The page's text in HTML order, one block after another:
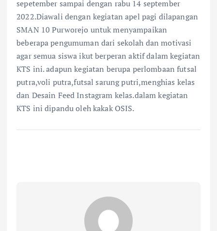
sepetember sampai dengan rabu 14 september
2022.Diawali dengan kegiatan apel pagi dilapangan
SMAN 10 Purworejo untuk menyampaikan
beberapa pengumuman dari sekolah dan motivasi
agar semua siswa ikut berperan aktif dalam kegiatan
KTS ini. adapun kegiatan berupa perlombaan futsal
putra,voli putra,futsal sarung putri,menghias kelas
dan Desain Feed Instagram kelas.dalam kegiatan
KTS ini dipandu oleh kakak OSIS.